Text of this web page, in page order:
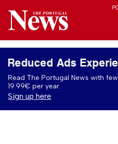
Reduced Ads
Read The Portugal News with
19.99€ per year.
Sign up here